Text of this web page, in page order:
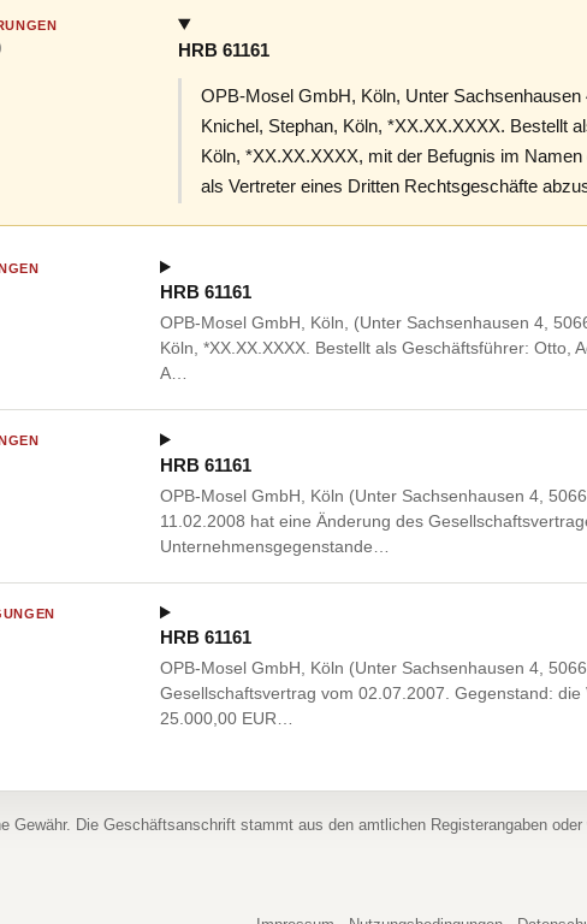
HRB 61161
OPB-Mosel GmbH, Köln, Unter
Knichel, Stephan, Köln, *XX.XX.XXXX. Bestellt
Köln, *XX.XX.XXXX, mit der Befugnis im
als Vertreter eines Dritten Rechtsgeschäfte
HRB 61161
OPB-Mosel GmbH, Köln, (Unter Sachsenhausen 4,
Köln, *XX.XX.XXXX. Bestellt als Geschäftsführer: Otto,
A…
HRB 61161
OPB-Mosel GmbH, Köln (Unter Sachsenhausen 4,
11.02.2008 hat eine Änderung des
Unternehmensgegenstande…
HRB 61161
OPB-Mosel GmbH, Köln (Unter Sachsenhausen 4,
Gesellschaftsvertrag vom 02.07.2007. Gegenstand:
25.000,00 EUR…
Gewähr. Die Geschäftsanschrift stammt aus den amtlichen Registerangaben